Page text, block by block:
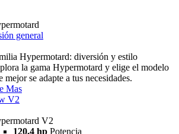
general
Hypermotard: diversión y estilo
la gama Hypermotard y elige el modelo
mejor se adapte a tus necesidades.
Mas
V2
V2
120,4 hp Potencia